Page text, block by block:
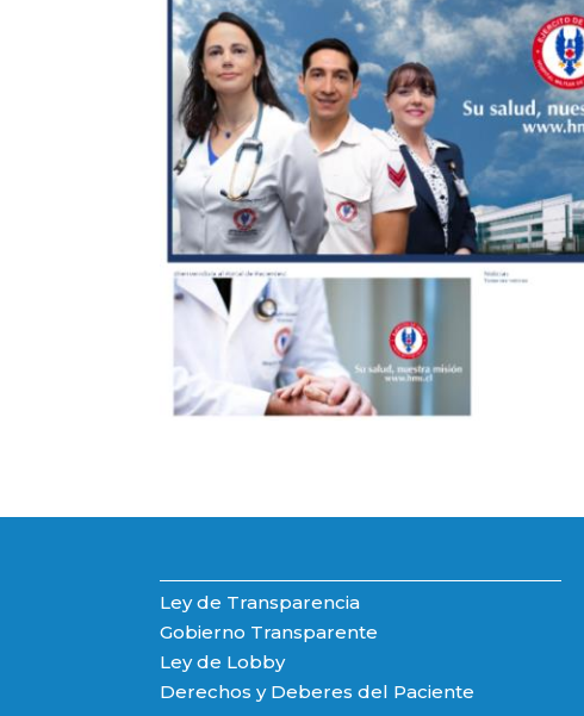
Ley de Transparencia
Gobierno Transparente
Ley de Lobby
Derechos y Deberes del Paciente